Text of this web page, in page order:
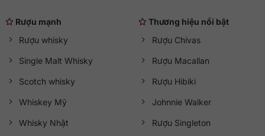
Rượu mạnh
Rượu whisky
Single Malt Whisky
Scotch whisky
Whiskey Mỹ
Whisky Nhật
Thương hiệu nổi bật
Rượu Chivas
Rượu Macallan
Rượu Hibiki
Johnnie Walker
Rượu Singleton